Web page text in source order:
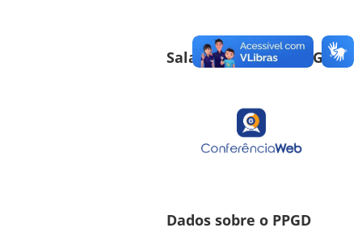
Sala de Reuniões PPGD
Dados sobre o PPGD